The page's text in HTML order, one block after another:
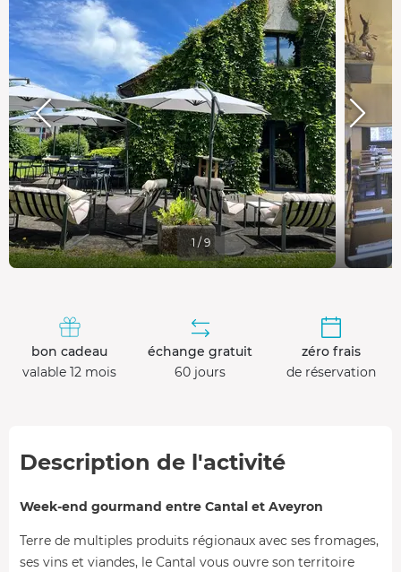
1 / 9
bon cadeau
valable 12 mois
échange gratuit
60 jours
zéro frais
de réservation
Description de l'activité
Week-end gourmand entre Cantal et Aveyron
Terre de multiples produits régionaux avec ses fromages,
ses vins et viandes, le Cantal vous ouvre son territoire